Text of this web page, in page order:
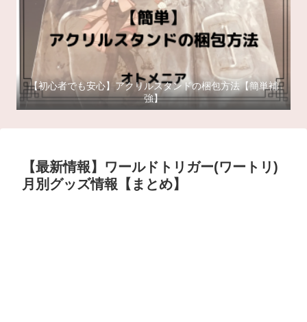
【初心者でも安心】アクリルスタンドの梱包方法【簡単補
強】
【最新情報】ワールドトリガー(ワートリ)
月別グッズ情報【まとめ】